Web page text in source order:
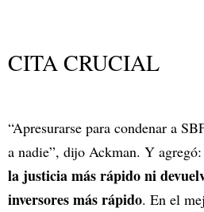
CITA CRUCIAL
“Apresurarse para condenar a
a nadie”, dijo Ackman. Y
la justicia más rápido ni
inversores más rápido. En el